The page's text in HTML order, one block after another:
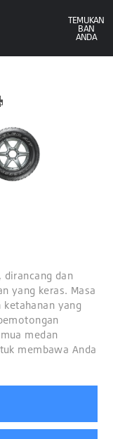
TEMUKAN
BAN
ANDA
dirancang dan
yang keras. Masa
yang
medan
membawa Anda